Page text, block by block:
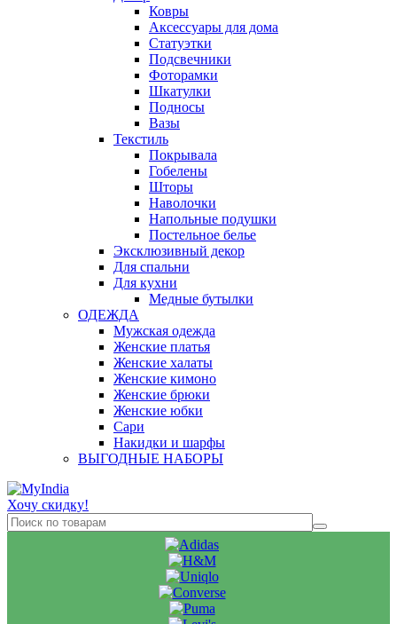
Ковры
Аксессуары для дома
Статуэтки
Подсвечники
Фоторамки
Шкатулки
Подносы
Вазы
Текстиль
Покрывала
Гобелены
Шторы
Наволочки
Напольные подушки
Постельное белье
Эксклюзивный декор
Для спальни
Для кухни
Медные бутылки
ОДЕЖДА
Мужская одежда
Женские платья
Женские халаты
Женские кимоно
Женские брюки
Женские юбки
Сари
Накидки и шарфы
ВЫГОДНЫЕ НАБОРЫ
Хочу скидку!